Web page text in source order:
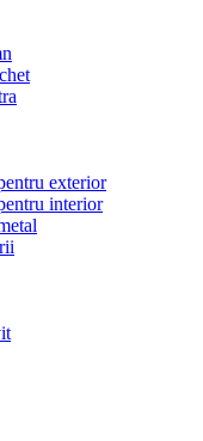
exterior
interior